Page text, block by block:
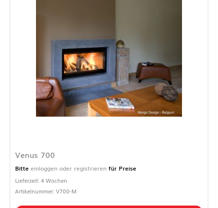
Venus 700
Bitte einloggen oder registrieren für Preise
Lieferzeit: 4 Wochen
Artikelnummer: V700-M